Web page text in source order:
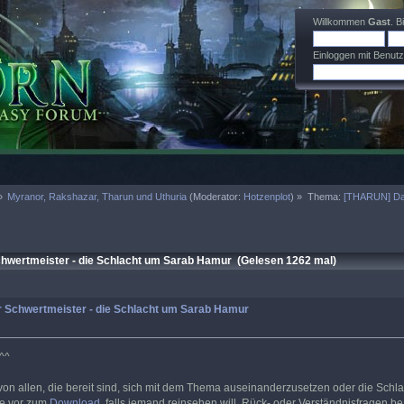
Willkommen Gast .
Einloggen mit
Myranor, Rakshazar, Tharun und Uthuria (Moderator: Hotzenplot) » Thema: [THARUN]
- die Schlacht um Sarab Hamur (Gelesen 1262 mal)
Schwertmeister - die Schlacht um Sarab Hamur
allen, die bereit sind, sich mit dem Thema auseinanderzusetzen oder die